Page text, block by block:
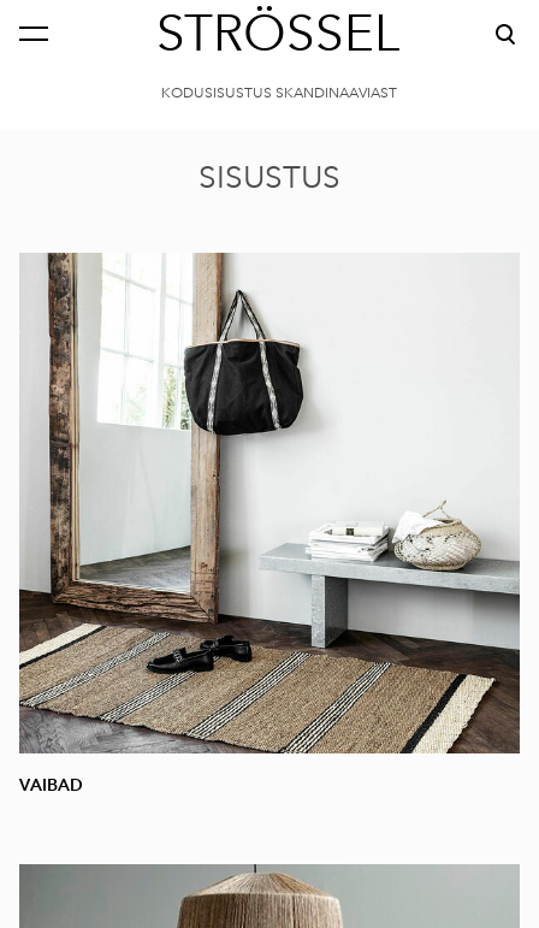
STRÖSSEL
KODUSISUSTUS SKANDINAAVIAST
SISUSTUS
VAIBAD